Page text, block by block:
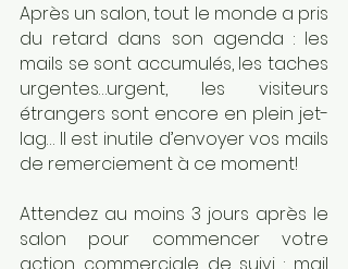
Après un salon, tout le monde a pris
du retard dans son agenda : les
mails se sont accumulés, les taches
urgentes…urgent, les visiteurs
étrangers sont encore en plein jet-
lag… Il est inutile d’envoyer vos mails
de remerciement à ce moment!
Attendez au moins 3 jours après le
salon pour commencer votre